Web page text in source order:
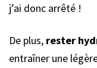
j’ai donc arrêté !
De plus, rester
entraîner une